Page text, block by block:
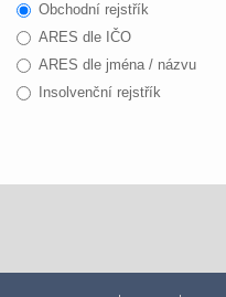
Obchodní rejstřík
ARES dle IČO
ARES dle jména / názvu
Insolvenční rejstřík